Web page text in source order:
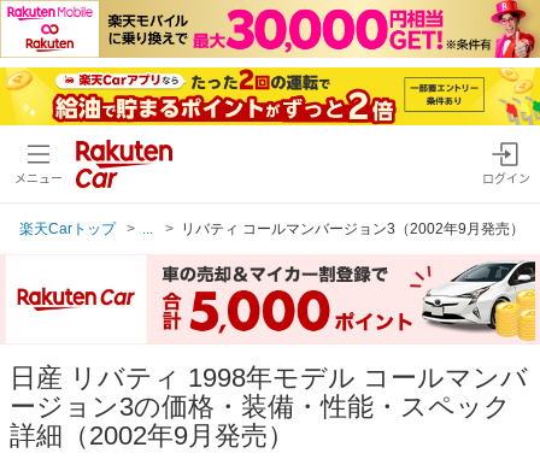
メニュー ログイン
楽天Carトップ リバティ コールマンバージョン3（2002年9月発売）
日産 リバティ 1998年モデル コールマンバ
ージョン3の価格・装備・性能・スペック
詳細（2002年9月発売）